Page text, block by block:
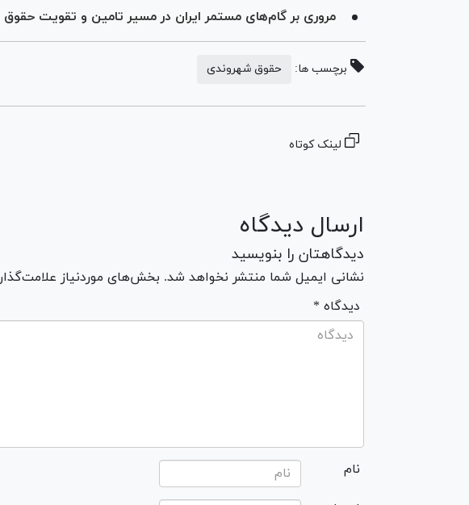
مروری بر گام‌های مستمر ایران در مسیر تامین و تقویت حقوق
برچسب ها: حقوق شهروندی
لینک کوتاه
ارسال دیدگاه
دیدگاهتان را بنویسید
نشانی ایمیل شما منتشر نخواهد شد. بخش‌های موردنیاز
* دیدگاه
نام